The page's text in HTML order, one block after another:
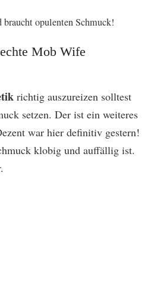
opulenten Schmuck!
Mob Wife
richtig auszureizen solltest
setzen. Der ist ein weiteres
war hier definitiv gestern!
klobig und auffällig ist.